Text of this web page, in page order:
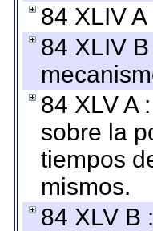
84 XLIV
84 XLIV
84 XLV A
sobre la
tiempos
mismos.
84 XLV B